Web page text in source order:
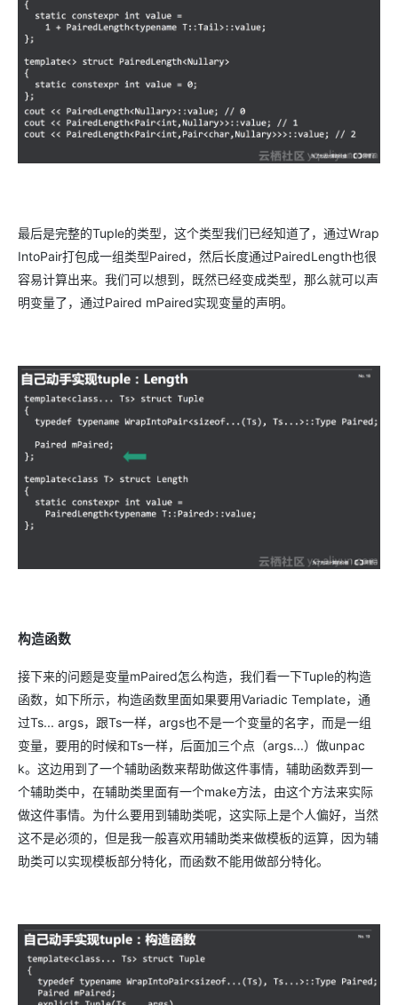
最后是完整的Tuple的类型，这个类型我们已经知道了，通过Wrap
IntoPair打包成一组类型Paired，然后长度通过PairedLength也很
容易计算出来。我们可以想到，既然已经变成类型，那么就可以声
明变量了，通过Paired mPaired实现变量的声明。
构造函数
接下来的问题是变量mPaired怎么构造，我们看一下Tuple的构造
函数，如下所示，构造函数里面如果要用Variadic Template，通
过Ts... args，跟Ts一样，args也不是一个变量的名字，而是一组
变量，要用的时候和Ts一样，后面加三个点（args...）做unpac
k。这边用到了一个辅助函数来帮助做这件事情，辅助函数弄到一
个辅助类中，在辅助类里面有一个make方法，由这个方法来实际
做这件事情。为什么要用到辅助类呢，这实际上是个人偏好，当然
这不是必须的，但是我一般喜欢用辅助类来做模板的运算，因为辅
助类可以实现模板部分特化，而函数不能用做部分特化。